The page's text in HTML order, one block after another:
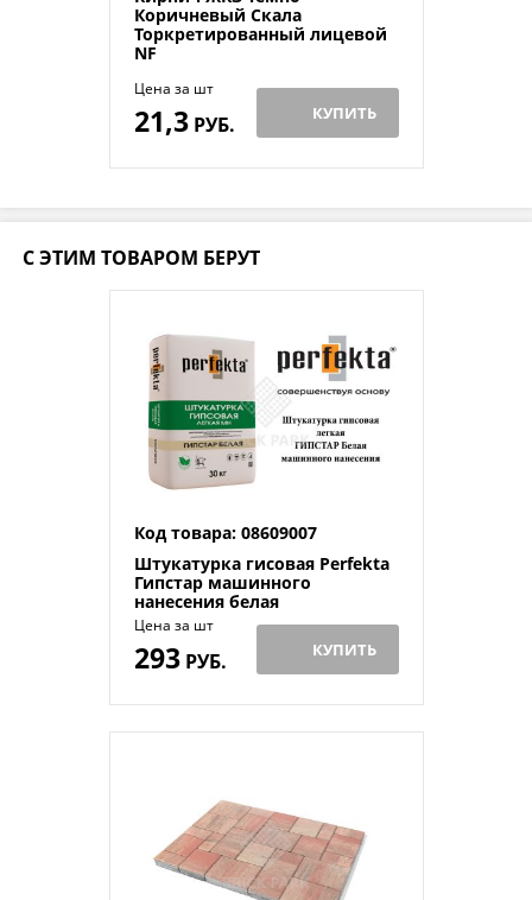
Коричневый Скала
Торкретированный лицевой
NF
Цена за шт
21,3РУБ. КУПИТЬ
С ЭТИМ ТОВАРОМ БЕРУТ
Код товара: 08609007
Штукатурка гисовая Perfekta
Гипстар машинного
нанесения белая
Цена за шт
293РУБ. КУПИТЬ